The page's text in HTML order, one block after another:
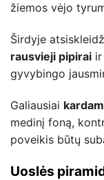
žiemos vėjo
Širdyje
rausvieji pipirai ir
gyvybingo
Galiausiai
medinį foną,
poveikis būtų
Uoslės